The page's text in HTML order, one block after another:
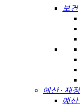
보건
예산 · 재
예산